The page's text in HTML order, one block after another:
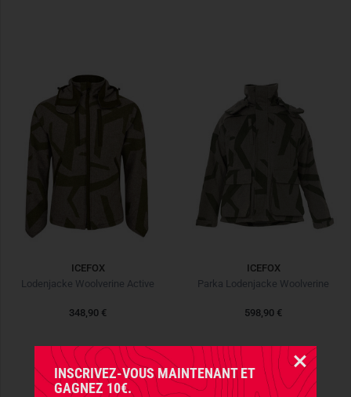
INSCRIVEZ-VOUS MAINTENANT ET
GAGNEZ 10€.
ICEFOX
Lodenjacke Woolverine Active
348,90 €
ICEFOX
Parka Lodenjacke Woolverine
598,90 €